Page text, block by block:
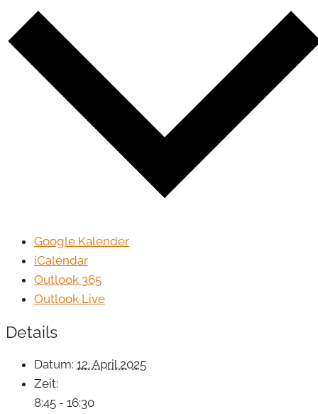
Google Kalender
iCalendar
Outlook 365
Outlook Live
Details
Datum: 12. April 2025
Zeit:
8:45 - 16:30